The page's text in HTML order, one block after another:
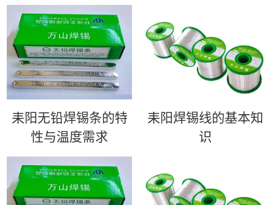
耒阳无铅焊锡条的特
性与温度需求
耒阳​焊锡线的基本知
识